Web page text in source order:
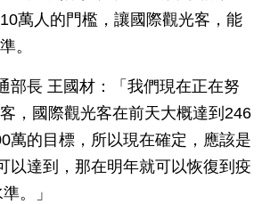
萬人的門檻，讓國際觀光客，能
。
部長 王國材：「我們現在正在努
，國際觀光客在前天大概達到246
萬的目標，所以現在確定，應該是
以達到，那在明年就可以恢復到疫
。」